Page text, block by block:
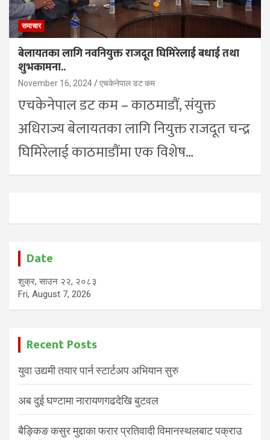
समाचार
बेलायतका लागि नवनियुक्त राजदूत घिमिरेलाई बधाई तथा
शुभकामना..
November 16, 2024 एचकेनेपाल डट कम
एचकेनेपाल डट कम – काठमाडौं, संयुक्त
अधिराज्य बेलायतका लागि नियुक्त राजदूत चन्द्र
घिमिरेलाई काठमाडौंमा एक विशेष…
Date
शुक्र, साउन २२, २०८३
Fri, August 7, 2026
Recent Posts
युवा उद्यमी तयार पार्न स्टार्टअप अभियान सुरु
अब दुई घण्टामा नारायणगढदेखि बुटवल
बैङ्किङ कसुर मुद्दाका फरार प्रतिवादी विमानस्थलबाट पक्राउ